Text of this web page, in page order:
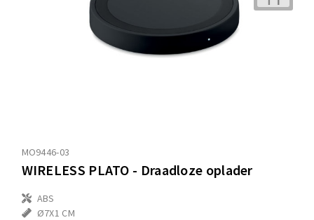
MO9446-03
WIRELESS PLATO - Draadloze oplader
ABS
Ø7X1 CM